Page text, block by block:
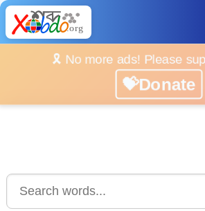
🎗️ No more ads! Please
💝Donate